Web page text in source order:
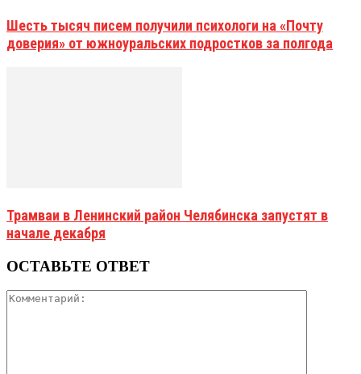
Шесть тысяч писем получили психологи на «Почту
доверия» от южноуральских подростков за полгода
Трамваи в Ленинский район Челябинска запустят в
начале декабря
ОСТАВЬТЕ ОТВЕТ